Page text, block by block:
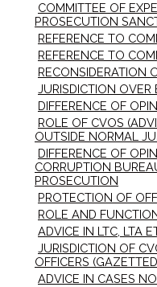
COMMITTEE OF
PROSECUTION
REFERENCE TO
REFERENCE TO
RECONSIDERATION
JURISDICTION OVER
DIFFERENCE OF
ROLE OF CVOS
OUTSIDE NORMAL
DIFFERENCE OF
CORRUPTION
PROSECUTION
PROTECTION OF
ROLE AND
ADVICE IN LTC, LTA
JURISDICTION OF
OFFICERS
ADVICE IN CASES